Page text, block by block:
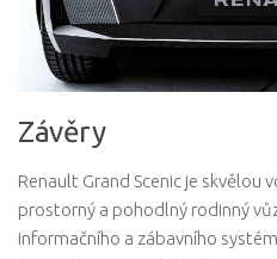
Závěry
Renault Grand Scenic je skvělou
prostorný a pohodlný rodinný
informačního a zábavního